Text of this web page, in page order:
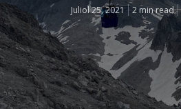
Juliol 25, 2021 2 min read